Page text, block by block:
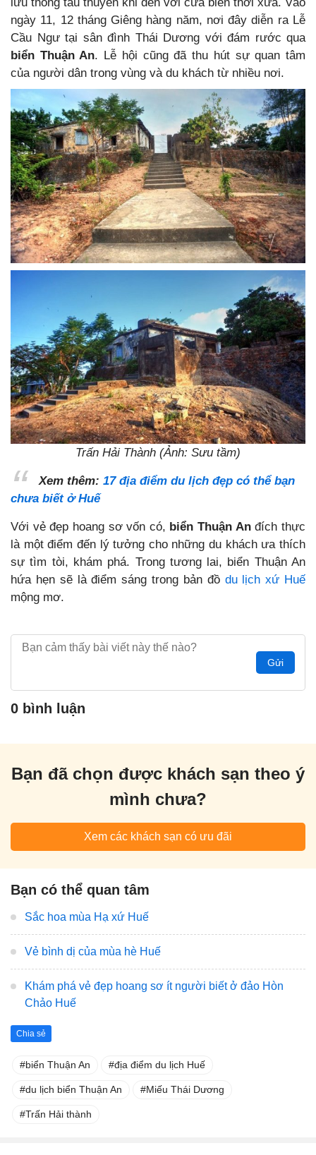
lưu thông tàu thuyền khi đến với cửa biển thời xưa. Vào
ngày 11, 12 tháng Giêng hàng năm, nơi đây diễn ra Lễ
Cầu Ngư tại sân đình Thái Dương với đám rước qua
biển Thuận An. Lễ hội cũng đã thu hút sự quan tâm
của người dân trong vùng và du khách từ nhiều nơi.
Trấn Hải Thành (Ảnh: Sưu tầm)
Xem thêm: 17 địa điểm du lịch đẹp có thể bạn
chưa biết ở Huế
Với vẻ đẹp hoang sơ vốn có, biển Thuận Anđích thực
là một điểm đến lý tưởng cho những du khách ưa thích
sự tìm tòi, khám phá. Trong tương lai, biển Thuận An
hứa hẹn sẽ là điểm sáng trong bản đồ du lịch xứ Huế
mộng mơ.
Gửi
0 bình luận
Bạn đã chọn được khách sạn theo ý
mình chưa?
Xem các khách sạn có ưu đãi
Bạn có thể quan tâm
Sắc hoa mùa Hạ xứ Huế
Vẻ bình dị của mùa hè Huế
Khám phá vẻ đẹp hoang sơ ít người biết ở đảo Hòn
Chảo Huế
Chia sẻ
biển Thuận An địa điểm du lịch Huế
du lịch biển Thuận An Miếu Thái Dương
Trấn Hải thành